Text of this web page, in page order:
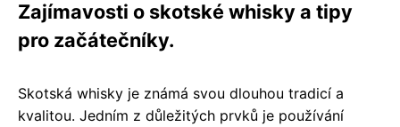
Zajímavosti o skotské whisky a tipy
pro začátečníky.
Skotská whisky je známá svou dlouhou tradicí a
kvalitou. Jedním z důležitých prvků je používání